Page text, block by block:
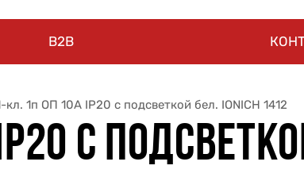
B2B
1п ОП 10А IP20 с подсветкой бел. IONICH 1412
С